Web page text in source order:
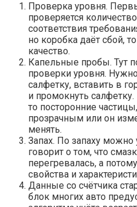
Проверка уровня.
проверяется
соответствия
но коробка даёт сбой,
качество.
Капельные пробы. Тут
проверки уровня.
салфетку, вставить в
и промокнуть
то посторонние
прозрачным или он
менять.
Запах. По запаху можно
говорит о том, что
перегревалась, а
свойства и
Данные со счётчика
блок многих авто